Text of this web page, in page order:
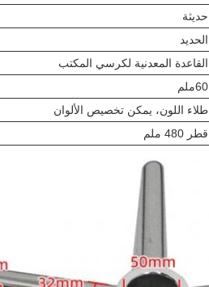
حديثة
الحديد
القاعدة المعدنية لكرسي المكتب
60ملم
طلاء اللون، يمكن تخصيص الألوان
قطر 480 ملم